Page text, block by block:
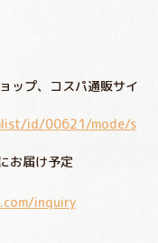
ップ、コスパ通販サイ
id/00621/mode/s
お届け予定
inquiry